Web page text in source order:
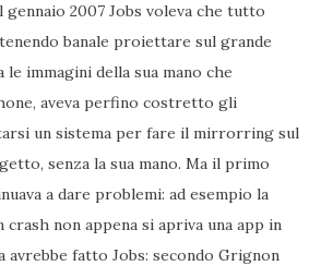
2007 Jobs voleva che tutto
banale proiettare sul grande
le immagini della sua mano che
aveva perfino costretto gli
un sistema per fare il mirrorring sul
senza la sua mano. Ma il primo
a dare problemi: ad esempio la
crash non appena si apriva una app in
avrebbe fatto Jobs: secondo Grignon